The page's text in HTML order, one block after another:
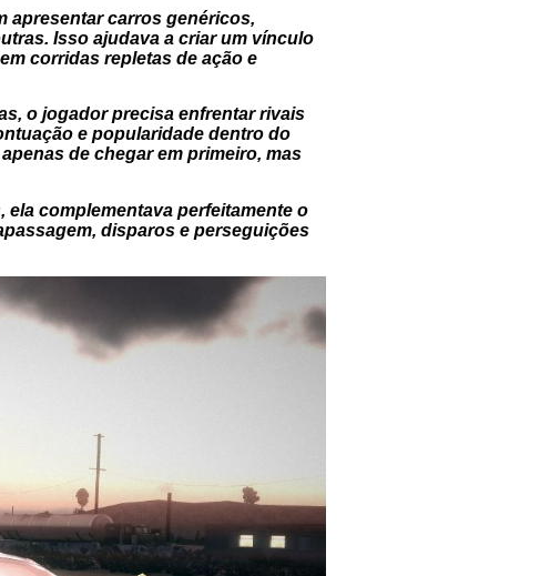
apresentar carros genéricos,
Isso ajudava a criar um vínculo
corridas repletas de ação e
o jogador precisa enfrentar rivais
e popularidade dentro do
de chegar em primeiro, mas
complementava perfeitamente o
disparos e perseguições